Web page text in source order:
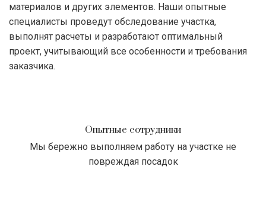
материалов и других элементов. Наши опытные
специалисты проведут обследование участка,
выполнят расчеты и разработают оптимальный
проект, учитывающий все особенности и требования
заказчика.
Опытные сотрудники
Мы бережно выполняем работу на участке не
повреждая посадок